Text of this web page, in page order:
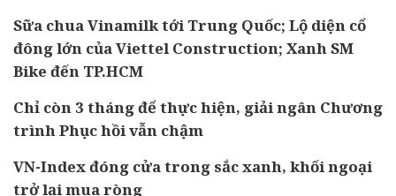
Sữa chua Vinamilk tới Trung Quốc; Lộ diện cổ
đông lớn của Viettel Construction; Xanh SM
Bike đến TP.HCM
Chỉ còn 3 tháng để thực hiện, giải ngân Chương
trình Phục hồi vẫn chậm
VN-Index đóng cửa trong sắc xanh, khối ngoại
trở lại mua ròng